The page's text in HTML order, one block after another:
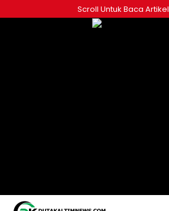
to
Scroll Untuk Baca Artikel